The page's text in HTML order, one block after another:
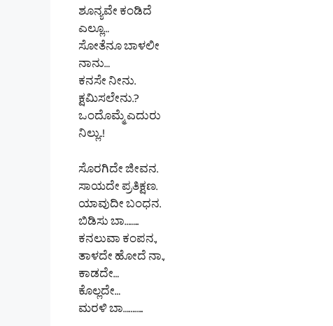
ಶೂನ್ಯವೇ ಕಂಡಿದೆ
ಎಲ್ಲೂ…
ಸೋತೆನೂ ಬಾಳಲೀ
ನಾನು…
ಕನಸೇ ನೀನು.
ಕ್ಷಮಿಸಲೇನು.?
ಒಂದೊಮ್ಮೆ ಎದುರು
ನಿಲ್ಲು..!
ಸೊರಗಿದೇ ಜೀವನ.
ಸಾಯದೇ ಪ್ರತಿಕ್ಷಣ.
ಯಾವುದೀ ಬಂಧನ.
ಬಿಡಿಸು ಬಾ……..
ಕನಲುವಾ ಕಂಪನ.,
ತಾಳದೇ ಹೋದೆ ನಾ.,
ಕಾಡದೇ…
ಕೊಲ್ಲದೇ…
ಮರಳಿ ಬಾ………..